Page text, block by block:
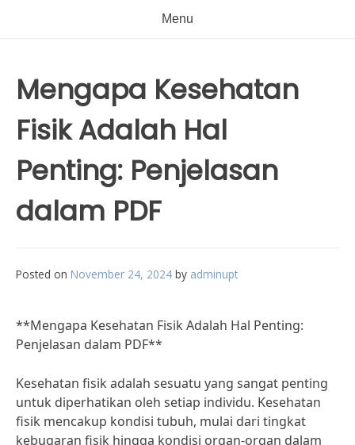
Menu
Mengapa Kesehatan
Fisik Adalah Hal
Penting: Penjelasan
dalam PDF
Posted on November 24, 2024 by adminupt
**Mengapa Kesehatan Fisik Adalah Hal Penting:
Penjelasan dalam PDF**
Kesehatan fisik adalah sesuatu yang sangat penting
untuk diperhatikan oleh setiap individu. Kesehatan
fisik mencakup kondisi tubuh, mulai dari tingkat
kebugaran fisik hingga kondisi organ-organ dalam